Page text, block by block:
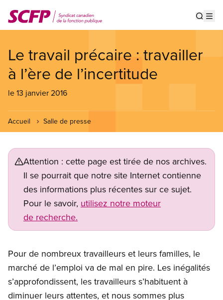
au
contenu
Le travail précaire : travailler
à l’ère de l’incertitude
le 13 janvier 2016
Accueil Salle de presse
Attention : cette page est tirée de nos archives.
Il se pourrait que notre site Internet contienne
des informations plus récentes sur ce sujet.
Pour le savoir, utilisez notre moteur
de recherche.
Pour de nombreux travailleurs et leurs familles, le
marché de l’emploi va de mal en pire. Les inégalités
s’approfondissent, les travailleurs s’habituent à
diminuer leurs attentes, et nous sommes plus